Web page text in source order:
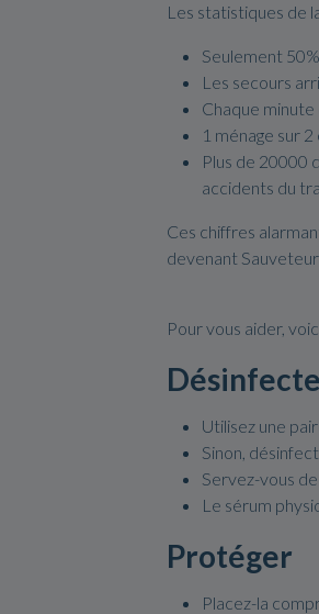
Les statistiques de
Seulement
Les secours
Chaque minute
1 ménage sur
Plus de 20000
accidents du
Ces chiffres
devenant
Pour vous aider,
Utilisez une
Sinon,
Servez-vous
Le sérum
Protéger
Placez-la